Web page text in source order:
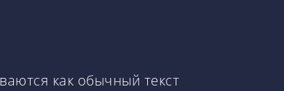
как обычный текст